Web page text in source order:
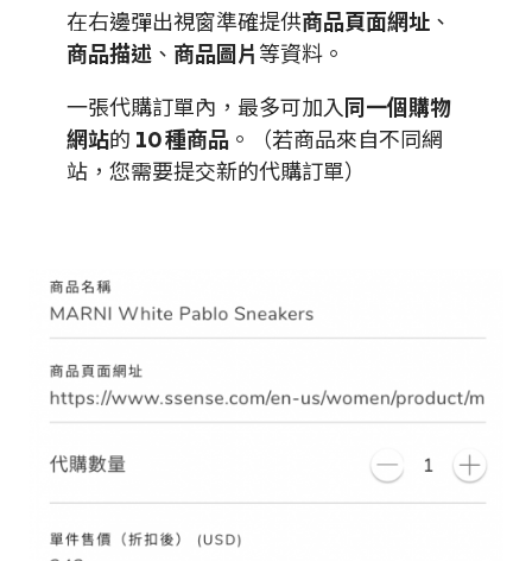
在右邊彈出視窗準確提供商品頁面網址 、
商品描述 、 商品圖片 等資料。
一張代購訂單內，最多可加入同一個購物
網站的 10 種商品 。（若商品來自不同網
站，您需要提交新的代購訂單）